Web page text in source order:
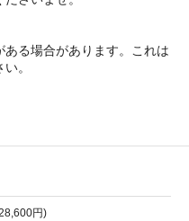
る場合があります。これは
。
円)